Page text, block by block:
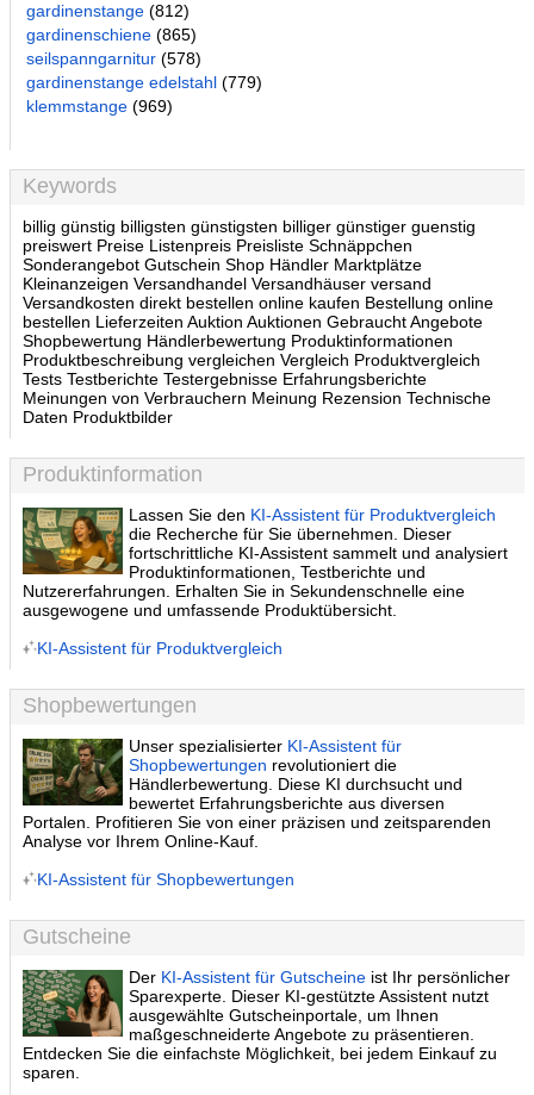
gardinenstange (812)
gardinenschiene (865)
seilspanngarnitur (578)
gardinenstange edelstahl (779)
klemmstange (969)
Keywords
billig günstig billigsten günstigsten billiger günstiger guenstig
preiswert Preise Listenpreis Preisliste Schnäppchen
Sonderangebot Gutschein Shop Händler Marktplätze
Kleinanzeigen Versandhandel Versandhäuser versand
Versandkosten direkt bestellen online kaufen Bestellung online
bestellen Lieferzeiten Auktion Auktionen Gebraucht Angebote
Shopbewertung Händlerbewertung Produktinformationen
Produktbeschreibung vergleichen Vergleich Produktvergleich
Tests Testberichte Testergebnisse Erfahrungsberichte
Meinungen von Verbrauchern Meinung Rezension Technische
Daten Produktbilder
Produktinformation
Lassen Sie den KI-Assistent für Produktvergleich
die Recherche für Sie übernehmen. Dieser
fortschrittliche KI-Assistent sammelt und analysiert
Produktinformationen, Testberichte und
Nutzererfahrungen. Erhalten Sie in Sekundenschnelle eine
ausgewogene und umfassende Produktübersicht.
KI-Assistent für Produktvergleich
Shopbewertungen
Unser spezialisierter KI-Assistent für
Shopbewertungen revolutioniert die
Händlerbewertung. Diese KI durchsucht und
bewertet Erfahrungsberichte aus diversen
Portalen. Profitieren Sie von einer präzisen und zeitsparenden
Analyse vor Ihrem Online-Kauf.
KI-Assistent für Shopbewertungen
Gutscheine
Der KI-Assistent für Gutscheine ist Ihr persönlicher
Sparexperte. Dieser KI-gestützte Assistent nutzt
ausgewählte Gutscheinportale, um Ihnen
maßgeschneiderte Angebote zu präsentieren.
Entdecken Sie die einfachste Möglichkeit, bei jedem Einkauf zu
sparen.